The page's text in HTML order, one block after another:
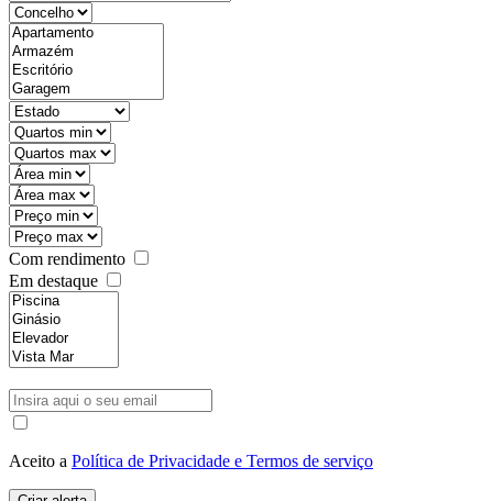
Com rendimento
Em destaque
Aceito a Política de Privacidade e Termos de serviço